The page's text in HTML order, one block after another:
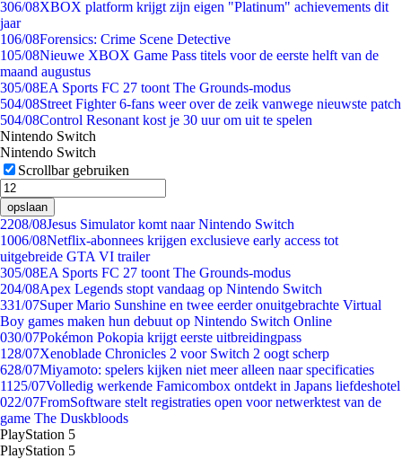
306/08XBOX platform krijgt zijn eigen "Platinum" achievements dit
jaar
106/08Forensics: Crime Scene Detective
105/08Nieuwe XBOX Game Pass titels voor de eerste helft van de
maand augustus
305/08EA Sports FC 27 toont The Grounds-modus
504/08Street Fighter 6-fans weer over de zeik vanwege nieuwste patch
504/08Control Resonant kost je 30 uur om uit te spelen
Nintendo Switch
Nintendo Switch
Scrollbar gebruiken
opslaan
2208/08Jesus Simulator komt naar Nintendo Switch
1006/08Netflix-abonnees krijgen exclusieve early access tot
uitgebreide GTA VI trailer
305/08EA Sports FC 27 toont The Grounds-modus
204/08Apex Legends stopt vandaag op Nintendo Switch
331/07Super Mario Sunshine en twee eerder onuitgebrachte Virtual
Boy games maken hun debuut op Nintendo Switch Online
030/07Pokémon Pokopia krijgt eerste uitbreidingpass
1 28/07Xenoblade Chronicles 2 voor Switch 2 oogt scherp
628/07Miyamoto: spelers kijken niet meer alleen naar specificaties
11 25/07Volledig werkende Famicombox ontdekt in Japans liefdeshotel
022/07FromSoftware stelt registraties open voor netwerktest van de
game The Duskbloods
PlayStation 5
PlayStation 5